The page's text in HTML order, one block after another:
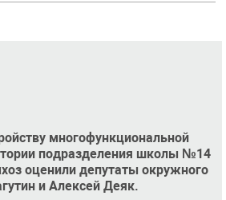
многофункциональной
подразделения школы №14
оценили депутаты окружного
и Алексей Деяк.